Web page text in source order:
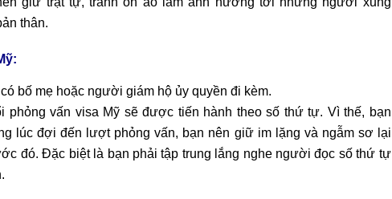
thân.
bố mẹ hoặc người giám hộ ủy quyền đi kèm.
phỏng vấn visa Mỹ sẽ được tiến hành theo số thứ tự. Vì thế, bạn
lúc đợi đến lượt phỏng vấn, bạn nên giữ im lặng và ngẫm sơ lại
đó. Đặc biệt là bạn phải tập trung lắng nghe người đọc số thứ tự